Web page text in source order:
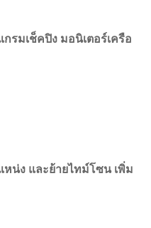
กรมเช็คปิง มอนิเตอร์เครือ
หน่ง และย้ายไทม์โซน เพิ่ม